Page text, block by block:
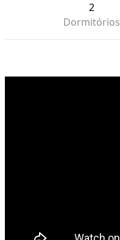
2
Dormitórios